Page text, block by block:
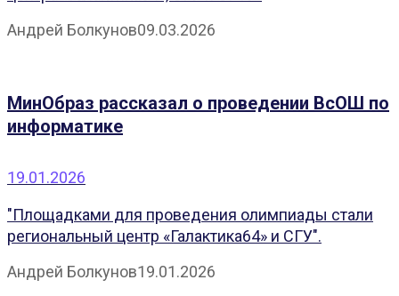
Андрей Болкунов09.03.2026
МинОбраз рассказал о проведении ВсОШ по
информатике
19.01.2026
"Площадками для проведения олимпиады стали
региональный центр «Галактика64» и СГУ".
Андрей Болкунов19.01.2026